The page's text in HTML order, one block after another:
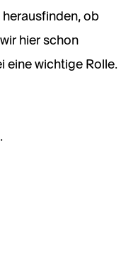
ob
hier schon
eine wichtige Rolle.